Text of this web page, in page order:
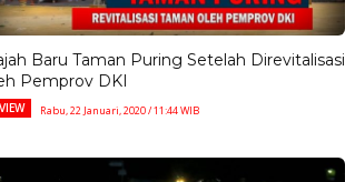
Baru Taman Puring Setelah Direvitalisasi
Pemprov DKI
Rabu, 22 Januari, 2020 / 11:44 WIB